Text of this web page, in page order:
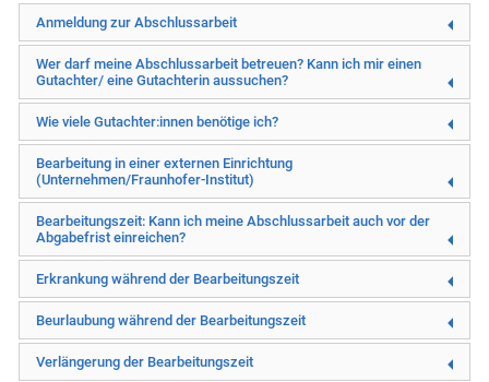
Anmeldung zur Abschlussarbeit
Wer darf meine Abschlussarbeit betreuen? Kann ich mir einen
Gutachter/ eine Gutachterin aussuchen?
Wie viele Gutachter:innen benötige ich?
Bearbeitung in einer externen Einrichtung
(Unternehmen/Fraunhofer-Institut)
Bearbeitungszeit: Kann ich meine Abschlussarbeit auch vor der
Abgabefrist einreichen?
Erkrankung während der Bearbeitungszeit
Beurlaubung während der Bearbeitungszeit
Verlängerung der Bearbeitungszeit